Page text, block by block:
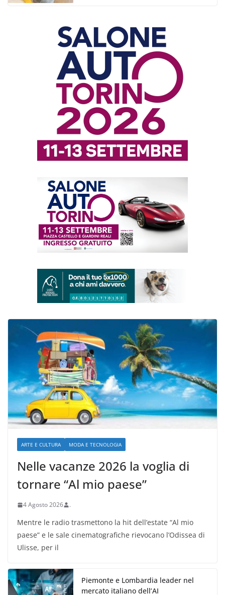
ARTE E CULTURA MODA E TECNOLOGIA
Nelle vacanze 2026 la voglia di
tornare “Al mio paese”
4 Agosto 2026 .
Mentre le radio trasmettono la hit dell’estate “Al mio
paese” e le sale cinematografiche rievocano l’Odissea di
Ulisse, per il
Piemonte e Lombardia leader nel
mercato italiano dell’AI